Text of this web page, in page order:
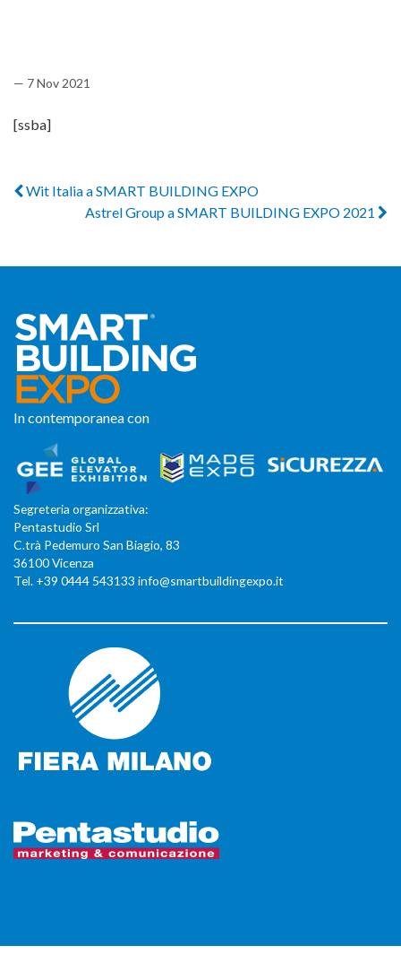
— 7 Nov 2021
[ssba]
Wit Italia a SMART BUILDING EXPO
Astrel Group a SMART BUILDING EXPO 2021
In contemporanea con
Segreteria organizzativa:
Pentastudio Srl
C.trà Pedemuro San Biagio, 83
36100 Vicenza
Tel. +39 0444 543133 info@smartbuildingexpo.it